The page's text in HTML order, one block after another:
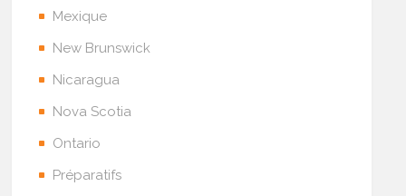
Mexique
New Brunswick
Nicaragua
Nova Scotia
Ontario
Préparatifs